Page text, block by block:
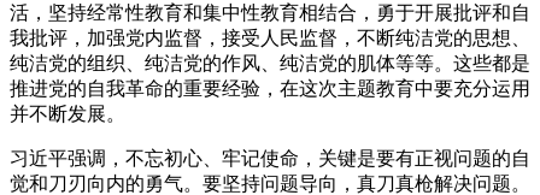
活，坚持经常性教育和集中性教育相结合，勇于开展批评和自
我批评，加强党内监督，接受人民监督，不断纯洁党的思想、
纯洁党的组织、纯洁党的作风、纯洁党的肌体等等。这些都是
推进党的自我革命的重要经验，在这次主题教育中要充分运用
并不断发展。
习近平强调，不忘初心、牢记使命，关键是要有正视问题的自
觉和刀刃向内的勇气。要坚持问题导向，真刀真枪解决问题。